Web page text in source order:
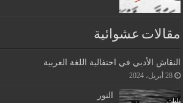
مقالات عشوائية
النقاش الأدبي في احتفالية اللغة العربية
28 أبريل، 2024
النور